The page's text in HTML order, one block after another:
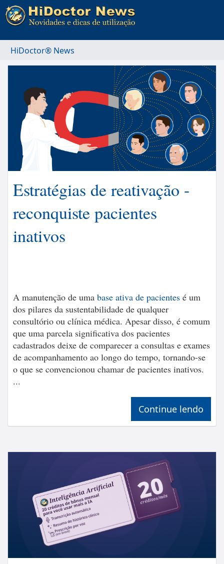
HiDoctor® News
Estratégias de reativação -
reconquiste pacientes
inativos
A manutenção de uma base ativa de pacientes é um
dos pilares da sustentabilidade de qualquer
consultório ou clínica médica. Apesar disso, é comum
que uma parcela significativa dos pacientes
cadastrados deixe de comparecer a consultas e exames
de acompanhamento ao longo do tempo, tornando-se
o que se convencionou chamar de pacientes inativos.
...
Continue lendo